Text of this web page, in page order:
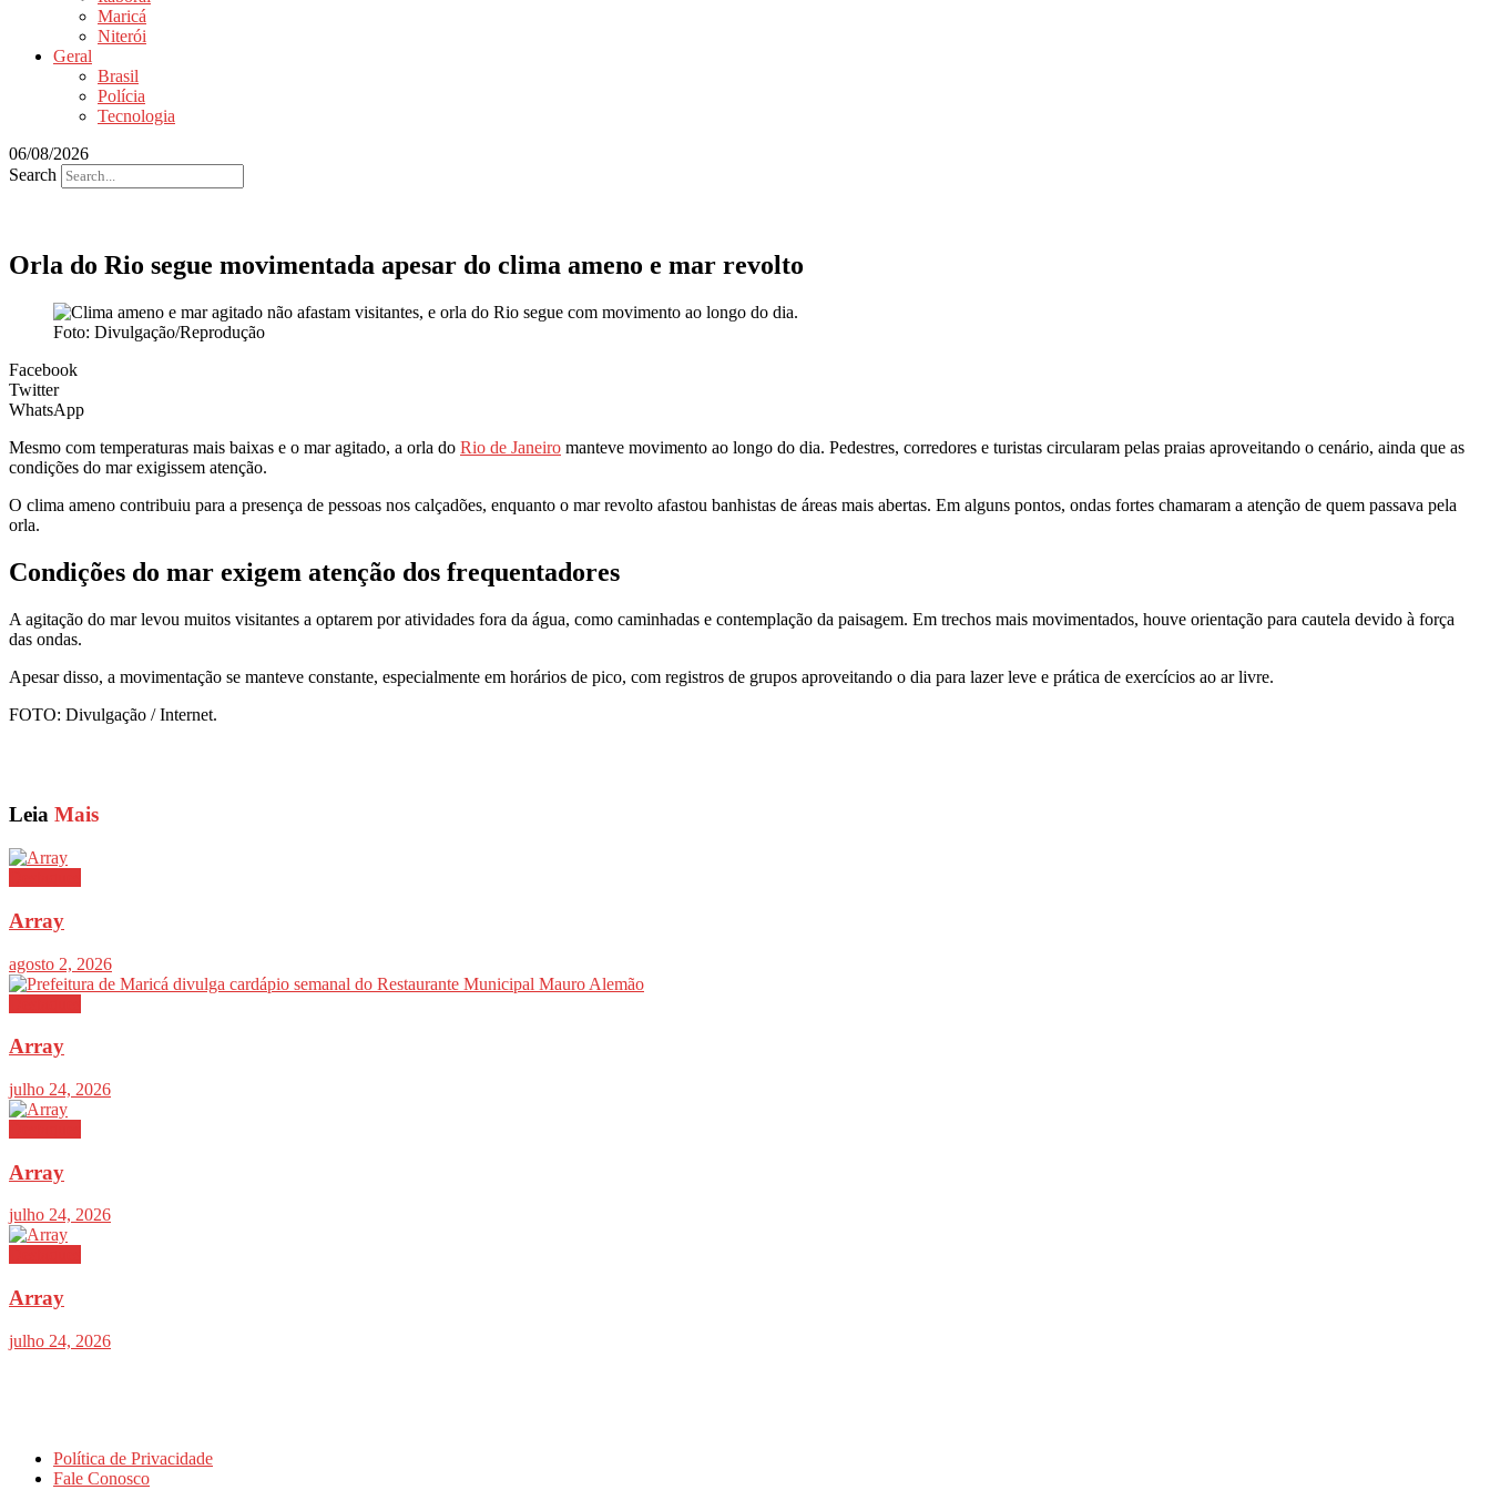
Maricá
Niterói
Geral
Brasil
Polícia
Tecnologia
06/08/2026
Search
Orla do Rio segue movimentada apesar do clima ameno e mar revolto
Foto: Divulgação/Reprodução
Facebook
Twitter
WhatsApp
Mesmo com temperaturas mais baixas e o mar agitado, a orla do Rio de Janeiro manteve movimento ao longo do dia. Pedestres, corredores e turistas circularam pelas praias aproveitando o cenário, ainda que as
condições do mar exigissem atenção.
O clima ameno contribuiu para a presença de pessoas nos calçadões, enquanto o mar revolto afastou banhistas de áreas mais abertas. Em alguns pontos, ondas fortes chamaram a atenção de quem passava pela
orla.
Condições do mar exigem atenção dos frequentadores
A agitação do mar levou muitos visitantes a optarem por atividades fora da água, como caminhadas e contemplação da paisagem. Em trechos mais movimentados, houve orientação para cautela devido à força
das ondas.
Apesar disso, a movimentação se manteve constante, especialmente em horários de pico, com registros de grupos aproveitando o dia para lazer leve e prática de exercícios ao ar livre.
FOTO: Divulgação / Internet.
Leia Mais
Array
agosto 2, 2026
Array
julho 24, 2026
Array
julho 24, 2026
Array
julho 24, 2026
Política de Privacidade
Fale Conosco